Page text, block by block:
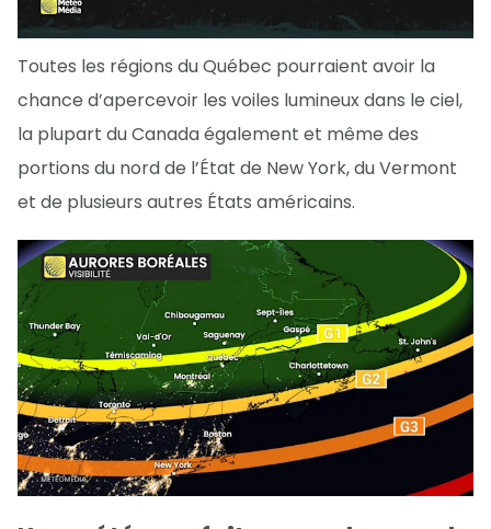
Toutes les régions du Québec pourraient avoir la
chance d’apercevoir les voiles lumineux dans le ciel,
la plupart du Canada également et même des
portions du nord de l’État de New York, du Vermont
et de plusieurs autres États américains.